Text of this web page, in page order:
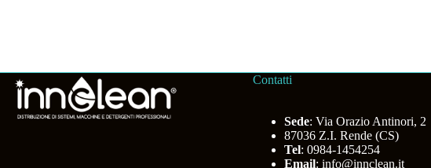
Contatti
Sede: Via Orazio Antinori, 2
87036 Z.I. Rende (CS)
Tel: 0984-1454254
Email:info@innclean.it